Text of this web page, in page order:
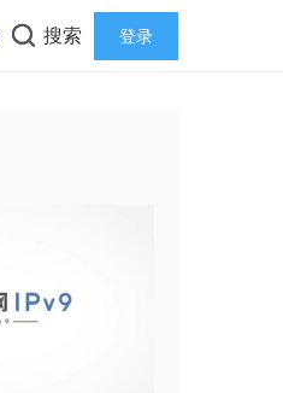
搜索 登录